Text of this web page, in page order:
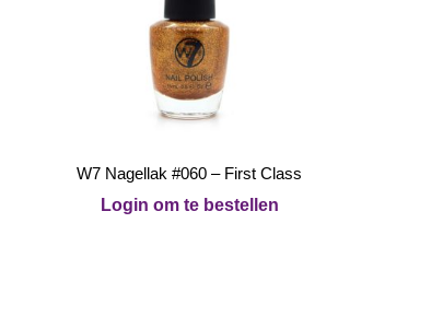
W7 Nagellak #060 – First Class
Login om te bestellen